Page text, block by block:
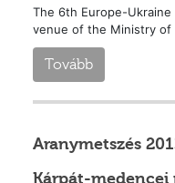
The 6th Europe-
venue of the Ministry of
Tovább
Aranymetszés
Kárpát-medencei